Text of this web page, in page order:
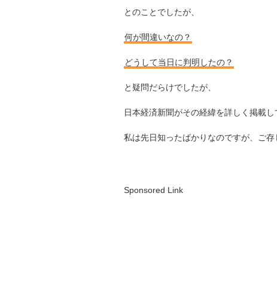
とのことでしたが、
何が間違いなの？
どうして当日に判明したの？
と疑問だらけでしたが、
日本経済新聞がその経緯を詳しく掲載し
私は先日知ったばかりなのですが、ご存
Sponsored Link